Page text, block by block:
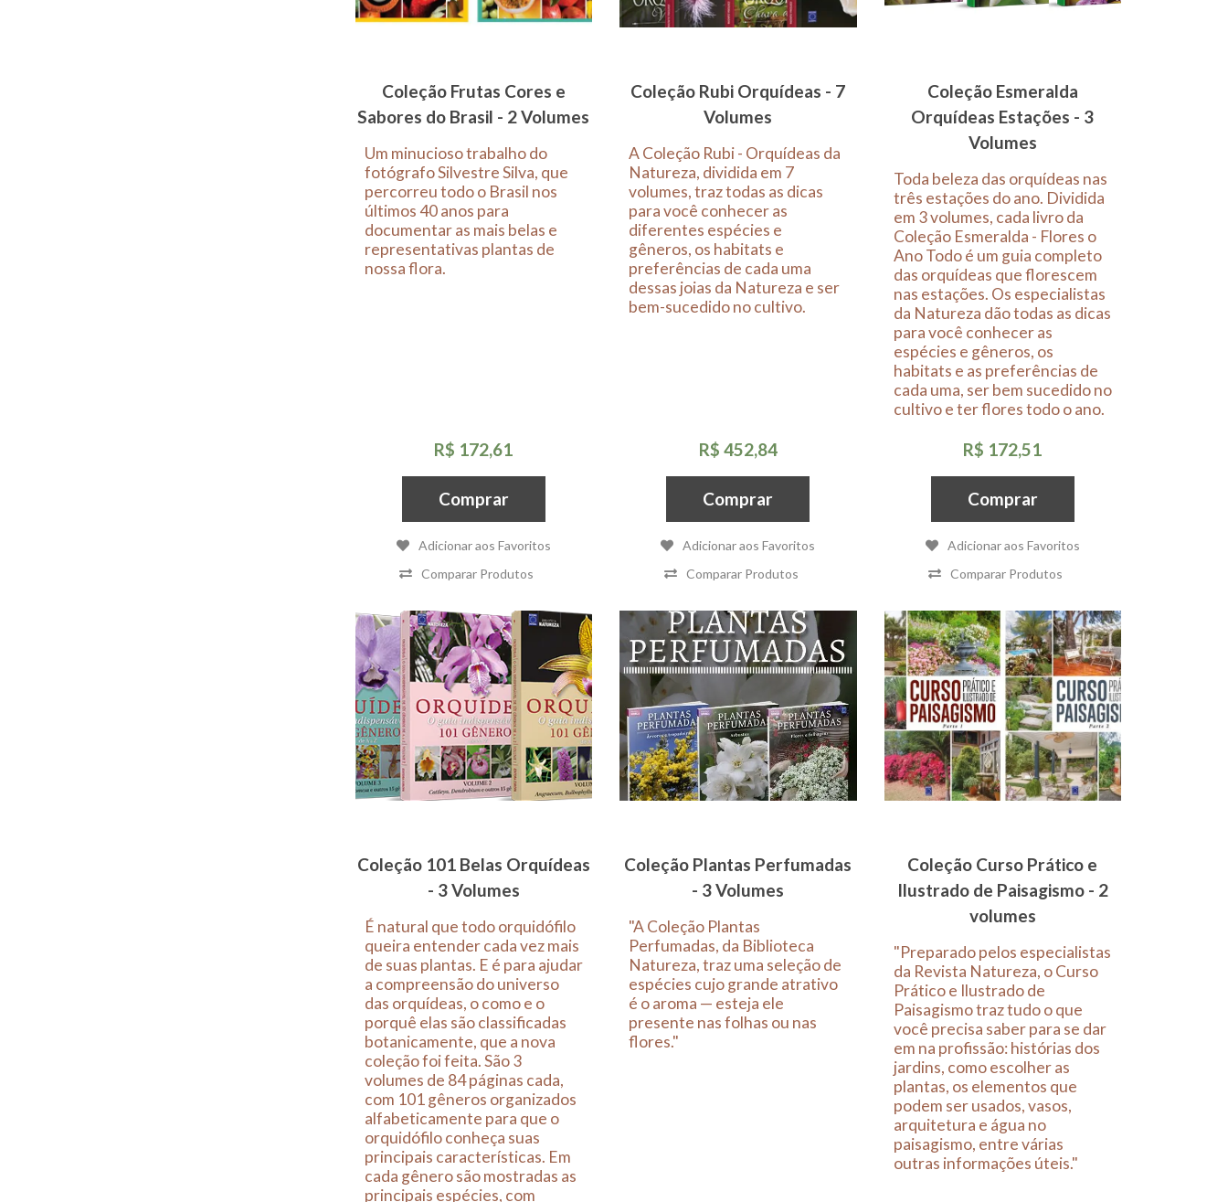
Coleção Frutas Cores e
Sabores do Brasil - 2 Volumes
Um minucioso trabalho do
fotógrafo Silvestre Silva, que
percorreu todo o Brasil nos
últimos 40 anos para
documentar as mais belas e
representativas plantas de
nossa flora.
R$ 172,61
Comprar
Comparar Produtos
Adicionar aos Favoritos
Coleção Rubi Orquídeas - 7
Volumes
A Coleção Rubi - Orquídeas da
Natureza, dividida em 7
volumes, traz todas as dicas
para você conhecer as
diferentes espécies e
gêneros, os habitats e
preferências de cada uma
dessas joias da Natureza e ser
bem-sucedido no cultivo.
R$ 452,84
Comprar
Comparar Produtos
Adicionar aos Favoritos
Coleção Esmeralda
Orquídeas Estações - 3
Volumes
Toda beleza das orquídeas nas
três estações do ano. Dividida
em 3 volumes, cada livro da
Coleção Esmeralda - Flores o
Ano Todo é um guia completo
das orquídeas que florescem
nas estações. Os especialistas
da Natureza dão todas as dicas
para você conhecer as
espécies e gêneros, os
habitats e as preferências de
cada uma, ser bem sucedido no
cultivo e ter flores todo o ano.
R$ 172,51
Comprar
Comparar Produtos
Adicionar aos Favoritos
Coleção 101 Belas Orquídeas
- 3 Volumes
É natural que todo orquidófilo
queira entender cada vez mais
de suas plantas. E é para ajudar
a compreensão do universo
das orquídeas, o como e o
porquê elas são classificadas
botanicamente, que a nova
coleção foi feita. São 3
volumes de 84 páginas cada,
com 101 gêneros organizados
alfabeticamente para que o
orquidófilo conheça suas
principais características. Em
cada gênero são mostradas as
principais espécies, com
Coleção Plantas Perfumadas
- 3 Volumes
"A Coleção Plantas
Perfumadas, da Biblioteca
Natureza, traz uma seleção de
espécies cujo grande atrativo
é o aroma — esteja ele
presente nas folhas ou nas
flores."
Coleção Curso Prático e
Ilustrado de Paisagismo - 2
volumes
"Preparado pelos especialistas
da Revista Natureza, o Curso
Prático e Ilustrado de
Paisagismo traz tudo o que
você precisa saber para se dar
em na profissão: histórias dos
jardins, como escolher as
plantas, os elementos que
podem ser usados, vasos,
arquitetura e água no
paisagismo, entre várias
outras informações úteis."